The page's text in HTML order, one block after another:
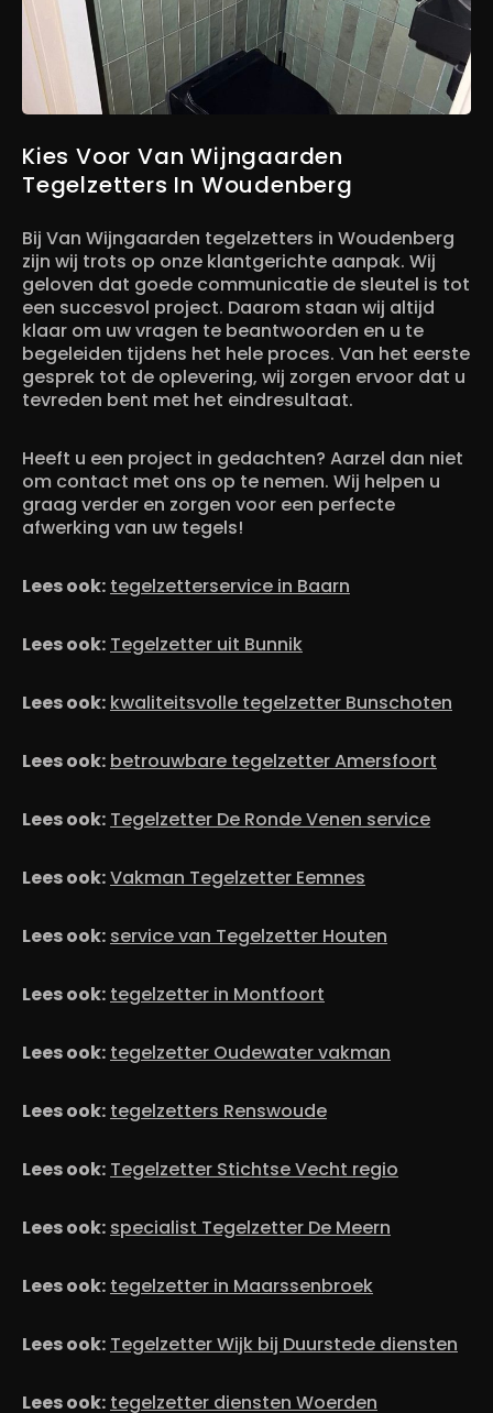
Kies Voor Van Wijngaarden
Tegelzetters In Woudenberg
Bij Van Wijngaarden tegelzetters in Woudenberg
zijn wij trots op onze klantgerichte aanpak. Wij
geloven dat goede communicatie de sleutel is tot
een succesvol project. Daarom staan wij altijd
klaar om uw vragen te beantwoorden en u te
begeleiden tijdens het hele proces. Van het eerste
gesprek tot de oplevering, wij zorgen ervoor dat u
tevreden bent met het eindresultaat.
Heeft u een project in gedachten? Aarzel dan niet
om contact met ons op te nemen. Wij helpen u
graag verder en zorgen voor een perfecte
afwerking van uw tegels!
Lees ook: tegelzetterservice in Baarn
Lees ook: Tegelzetter uit Bunnik
Lees ook: kwaliteitsvolle tegelzetter Bunschoten
Lees ook: betrouwbare tegelzetter Amersfoort
Lees ook: Tegelzetter De Ronde Venen service
Lees ook:Vakman Tegelzetter Eemnes
Lees ook: service van Tegelzetter Houten
Lees ook: tegelzetter in Montfoort
Lees ook: tegelzetter Oudewater vakman
Lees ook: tegelzetters Renswoude
Lees ook: Tegelzetter Stichtse Vecht regio
Lees ook: specialist Tegelzetter De Meern
Lees ook: tegelzetter in Maarssenbroek
Lees ook: Tegelzetter Wijk bij Duurstede diensten
Lees ook: tegelzetter diensten Woerden